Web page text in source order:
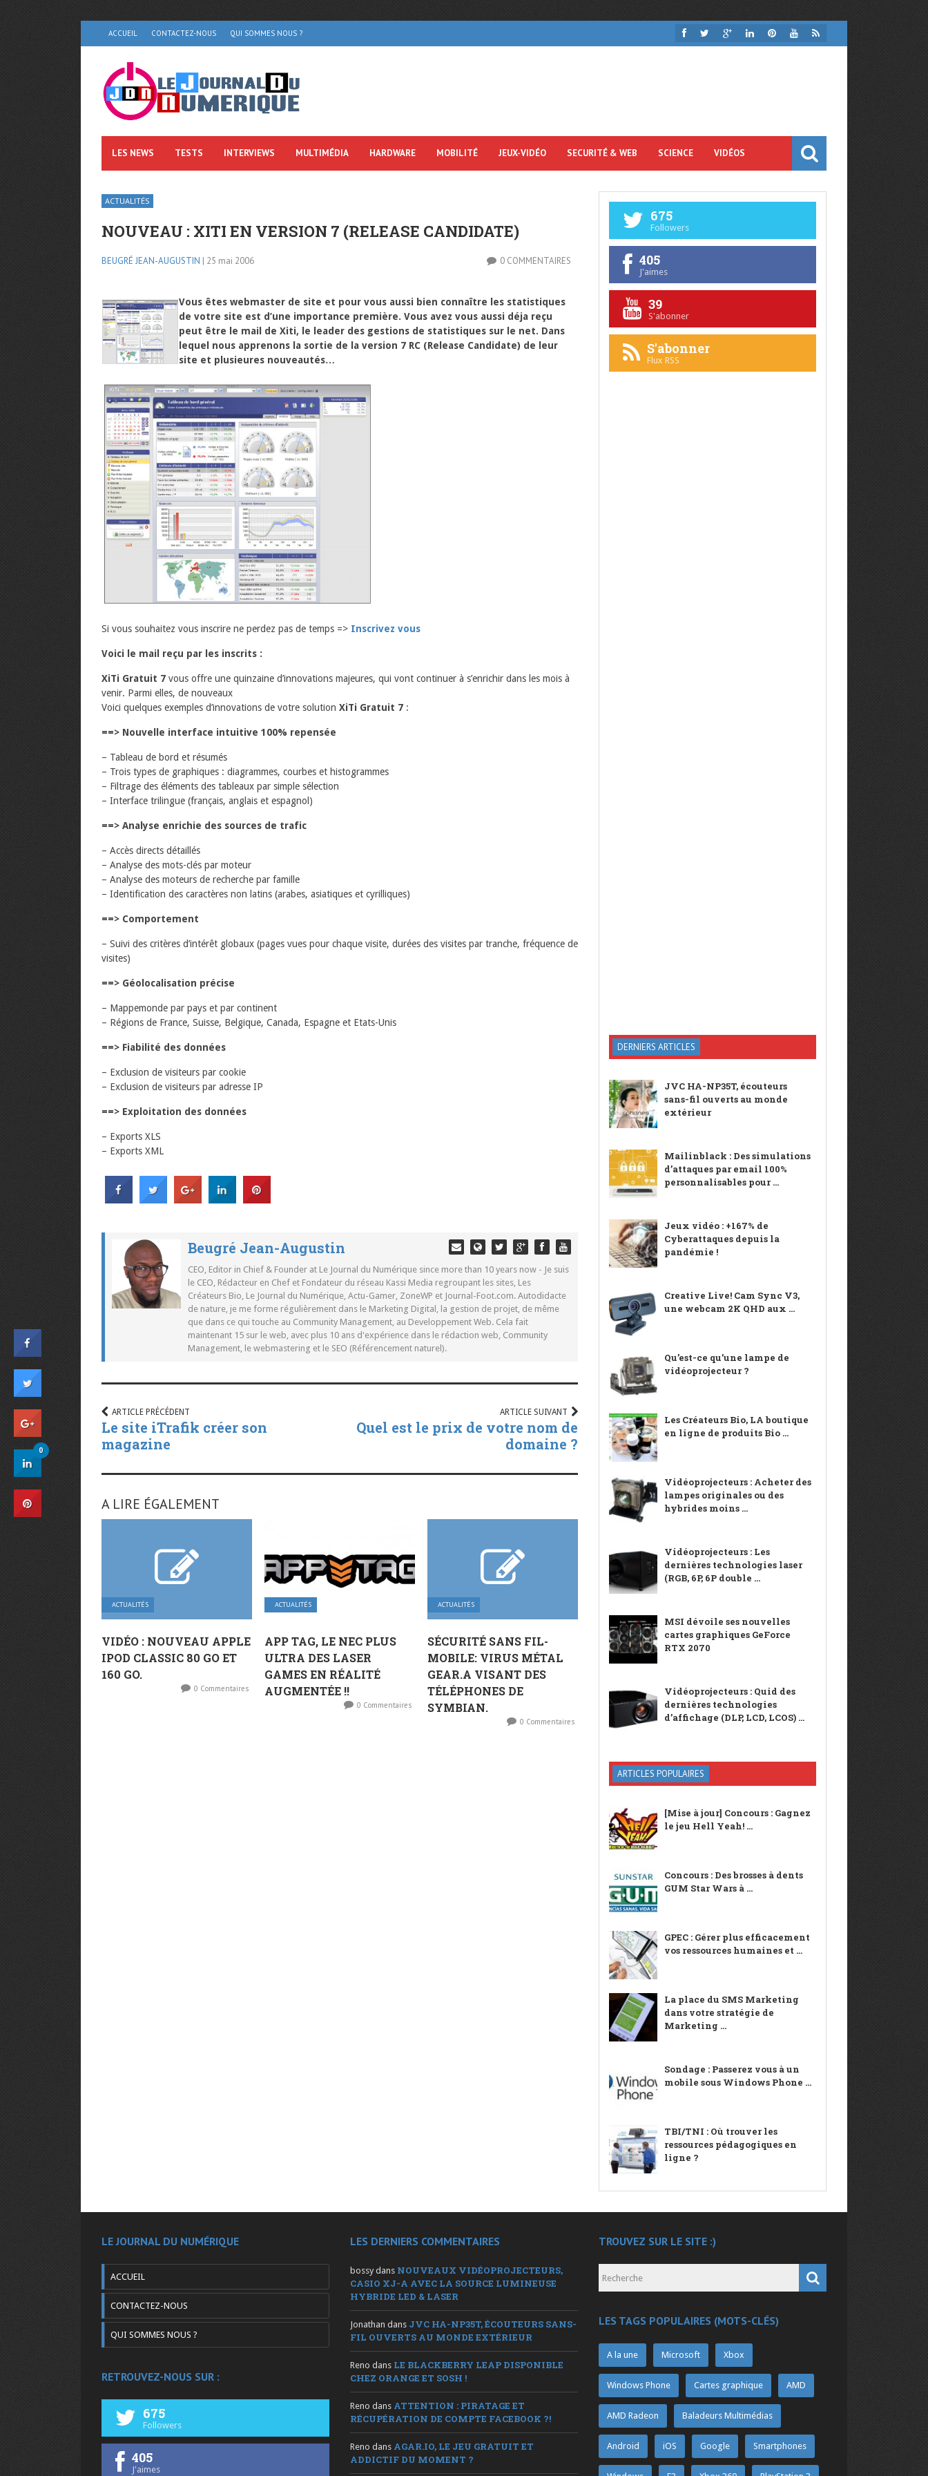
ACCUEIL CONTACTEZ-NOUS QUI SOMMES NOUS ?
LES NEWS TESTS INTERVIEWS MULTIMÉDIA HARDWARE MOBILITÉ JEUX-VIDÉO SECURITÉ & WEB SCIENCE VIDÉOS
ACTUALITÉS
NOUVEAU : XITI EN VERSION 7 (RELEASE CANDIDATE)
BEUGRÉ JEAN-AUGUSTIN | 25 mai 2006 0 COMMENTAIRES
Vous êtes webmaster de site et pour vous aussi bien connaître les statistiques
de votre site est d’une importance première. Vous avez vous aussi déja reçu
peut être le mail de Xiti, le leader des gestions de statistiques sur le net. Dans
lequel nous apprenons la sortie de la version 7 RC (Release Candidate) de leur
site et plusieures nouveautés…
Si vous souhaitez vous inscrire ne perdez pas de temps => Inscrivez vous
Voici le mail reçu par les inscrits :
XiTi Gratuit 7 vous offre une quinzaine d’innovations majeures, qui vont continuer à s’enrichir dans les mois à
venir. Parmi elles, de nouveaux
Voici quelques exemples d’innovations de votre solution XiTi Gratuit 7 :
==> Nouvelle interface intuitive 100% repensée
– Tableau de bord et résumés
– Trois types de graphiques : diagrammes, courbes et histogrammes
– Filtrage des éléments des tableaux par simple sélection
– Interface trilingue (français, anglais et espagnol)
==> Analyse enrichie des sources de trafic
– Accès directs détaillés
– Analyse des mots-clés par moteur
– Analyse des moteurs de recherche par famille
– Identification des caractères non latins (arabes, asiatiques et cyrilliques)
==> Comportement
– Suivi des critères d’intérêt globaux (pages vues pour chaque visite, durées des visites par tranche, fréquence de
visites)
==> Géolocalisation précise
– Mappemonde par pays et par continent
– Régions de France, Suisse, Belgique, Canada, Espagne et Etats-Unis
==> Fiabilité des données
– Exclusion de visiteurs par cookie
– Exclusion de visiteurs par adresse IP
==> Exploitation des données
– Exports XLS
– Exports XML
Beugré Jean-Augustin
CEO, Editor in Chief & Founder at Le Journal du Numérique since more than 10 years now - Je suis
le CEO, Rédacteur en Chef et Fondateur du réseau Kassi Media regroupant les sites, Les
Créateurs Bio, Le Journal du Numérique, Actu-Gamer, ZoneWP et Journal-Foot.com. Autodidacte
de nature, je me forme régulièrement dans le Marketing Digital, la gestion de projet, de même
que dans ce qui touche au Community Management, au Developpement Web. Cela fait
maintenant 15 sur le web, avec plus 10 ans d'expérience dans le rédaction web, Community
Management, le webmastering et le SEO (Référencement naturel).
ARTICLE PRÉCÉDENT
Le site iTrafik créer son
magazine
ARTICLE SUIVANT
Quel est le prix de votre nom de
domaine ?
A LIRE ÉGALEMENT
ACTUALITÉS
VIDÉO : NOUVEAU APPLE
IPOD CLASSIC 80 GO ET
160 GO.
0 Commentaires
ACTUALITÉS
APP TAG, LE NEC PLUS
ULTRA DES LASER
GAMES EN RÉALITÉ
AUGMENTÉE !!
0 Commentaires
ACTUALITÉS
SÉCURITÉ SANS FIL-
MOBILE: VIRUS MÉTAL
GEAR.A VISANT DES
TÉLÉPHONES DE
SYMBIAN.
0 Commentaires
675
Followers
405
J'aimes
39
S'abonner
S'abonner
Flux RSS
DERNIERS ARTICLES
JVC HA-NP35T, écouteurs
sans-fil ouverts au monde
extérieur
Mailinblack : Des simulations
d’attaques par email 100%
personnalisables pour ...
Jeux vidéo : +167% de
Cyberattaques depuis la
pandémie !
Creative Live! Cam Sync V3,
une webcam 2K QHD aux ...
Qu’est-ce qu’une lampe de
vidéoprojecteur ?
Les Créateurs Bio, LA boutique
en ligne de produits Bio ...
Vidéoprojecteurs : Acheter des
lampes originales ou des
hybrides moins ...
Vidéoprojecteurs : Les
dernières technologies laser
(RGB, 6P, 6P double ...
MSI dévoile ses nouvelles
cartes graphiques GeForce
RTX 2070
Vidéoprojecteurs : Quid des
dernières technologies
d’affichage (DLP, LCD, LCOS) ...
ARTICLES POPULAIRES
[Mise à jour] Concours : Gagnez
le jeu Hell Yeah! ...
Concours : Des brosses à dents
GUM Star Wars à ...
GPEC : Gérer plus efficacement
vos ressources humaines et ...
La place du SMS Marketing
dans votre stratégie de
Marketing ...
Sondage : Passerez vous à un
mobile sous Windows Phone ...
TBI/TNI : Où trouver les
ressources pédagogiques en
ligne ?
LE JOURNAL DU NUMÉRIQUE
ACCUEIL
CONTACTEZ-NOUS
QUI SOMMES NOUS ?
RETROUVEZ-NOUS SUR :
675
Followers
405
J'aimes
LES DERNIERS COMMENTAIRES
bossy dans NOUVEAUX VIDÉOPROJECTEURS,
CASIO XJ-A AVEC LA SOURCE LUMINEUSE
HYBRIDE LED & LASER
Jonathan dans JVC HA-NP35T, ÉCOUTEURS SANS-
FIL OUVERTS AU MONDE EXTÉRIEUR
Reno dans LE BLACKBERRY LEAP DISPONIBLE
CHEZ ORANGE ET SOSH !
Reno dans ATTENTION : PIRATAGE ET
RÉCUPÉRATION DE COMPTE FACEBOOK ?!
Reno dans AGAR.IO, LE JEU GRATUIT ET
ADDICTIF DU MOMENT ?
TROUVEZ SUR LE SITE :)
LES TAGS POPULAIRES (MOTS-CLÉS)
A la une Microsoft Xbox
Windows Phone Cartes graphique AMD
AMD Radeon Baladeurs Multimédias
Android iOS Google Smartphones
0